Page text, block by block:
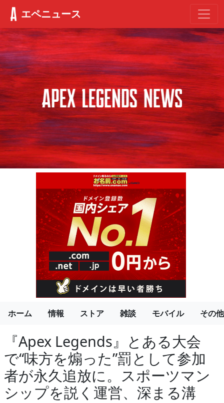
エペニュース
ホーム 情報 ストア 雑談 モバイル その他
『Apex Legends』とある大会
で“味方を煽った”罰として参加
者が永久追放に。スポーツマン
シップを説く運営、深まる溝